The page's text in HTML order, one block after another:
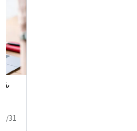
ん
31